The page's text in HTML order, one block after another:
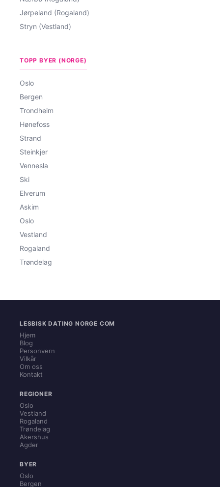
Jørpeland (Rogaland)
Stryn (Vestland)
TOPP BYER (NORGE)
Oslo
Bergen
Trondheim
Hønefoss
Strand
Steinkjer
Vennesla
Ski
Elverum
Askim
Oslo
Vestland
Rogaland
Trøndelag
LESBISK DATING NORGE COM
Hjem
Blog
Personvern
Vilkår
Om oss
Kontakt
REGIONER
Oslo
Vestland
Rogaland
Trøndelag
Akershus
Agder
BYER
Oslo
Bergen